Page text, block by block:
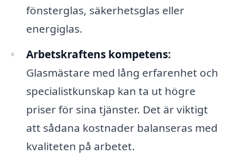
fönsterglas, säkerhetsglas eller
energiglas.
Arbetskraftens kompetens:
Glasmästare med lång erfarenhet och
specialistkunskap kan ta ut högre
priser för sina tjänster. Det är viktigt
att sådana kostnader balanseras med
kvaliteten på arbetet.